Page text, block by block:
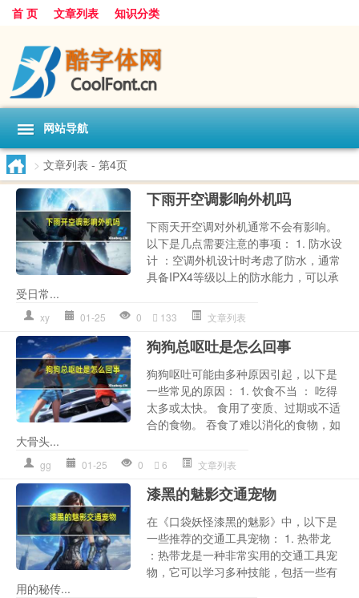
首 页 文章列表 知识分类
网站导航
> 文章列表 - 第4页
下雨开空调影响外机吗
下雨天开空调对外机通常不会有影响。
以下是几点需要注意的事项： 1. 防水设
计 ：空调外机设计时考虑了防水，通常
具备IPX4等级以上的防水能力，可以承
受日常...
xy 01-25 0 133 文章列表
狗狗总呕吐是怎么回事
狗狗呕吐可能由多种原因引起，以下是
一些常见的原因： 1. 饮食不当 ： 吃得
太多或太快。 食用了变质、过期或不适
合的食物。 吞食了难以消化的食物，如
大骨头...
gg 01-25 0 6 文章列表
漆黑的魅影交通宠物
在《口袋妖怪漆黑的魅影》中，以下是
一些推荐的交通工具宠物： 1. 热带龙
：热带龙是一种非常实用的交通工具宠
物，它可以学习多种技能，包括一些有
用的秘传...